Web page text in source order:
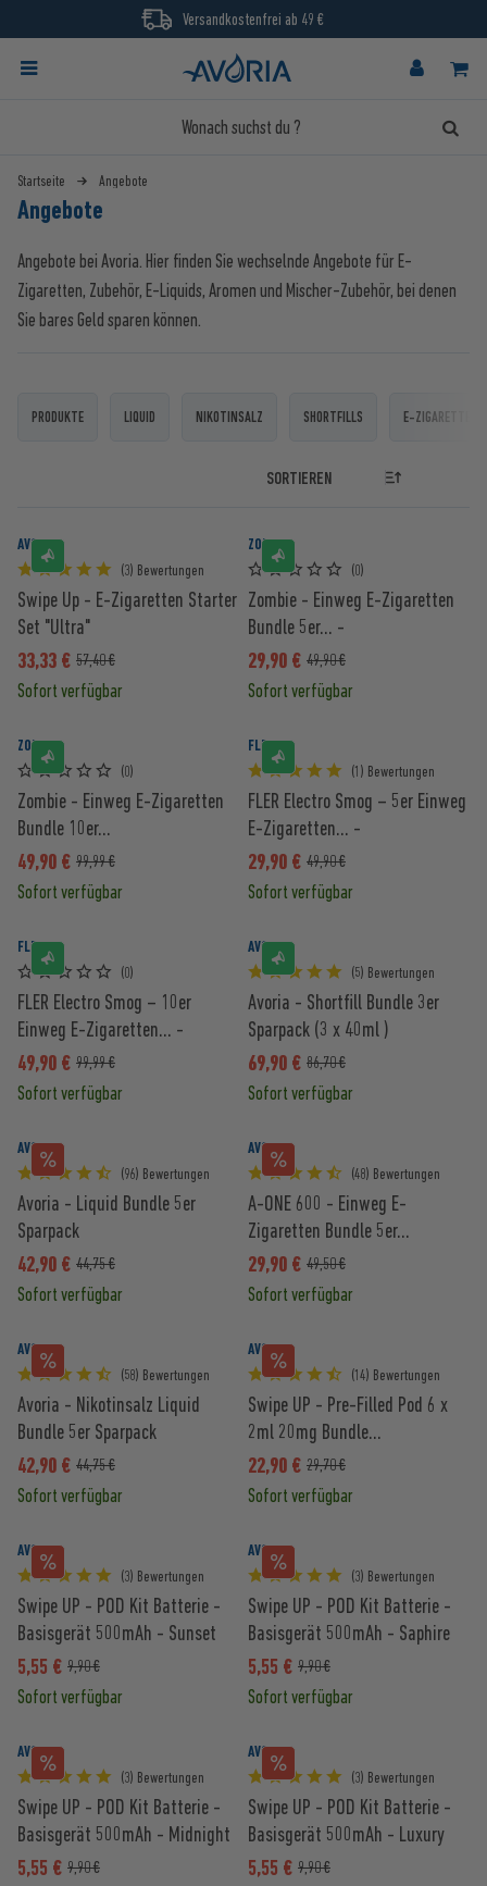
Versandkostenfrei ab 49 €
Startseite Angebote
Angebote
Angebote bei Avoria. Hier finden Sie wechselnde Angebote für E-
Zigaretten, Zubehör, E-Liquids, Aromen und Mischer-Zubehör, bei denen
Sie bares Geld sparen können.
PRODUKTE LIQUID NIKOTINSALZ SHORTFILLS E-ZIGARETTEN
AVORIA
(3) Bewertungen
Swipe Up - E-Zigaretten Starter
Set "Ultra"
33,33 € 57,40 €
Sofort verfügbar
ZOMBIE
(0)
Zombie - Einweg E-Zigaretten
Bundle 5er... -
29,90 € 49,90 €
Sofort verfügbar
ZOMBIE
(0)
Zombie - Einweg E-Zigaretten
Bundle 10er...
49,90 € 99,99 €
Sofort verfügbar
FLER
(1) Bewertungen
FLER Electro Smog – 5er Einweg
E-Zigaretten... -
29,90 € 49,90 €
Sofort verfügbar
FLER
(0)
FLER Electro Smog – 10er
Einweg E-Zigaretten... -
49,90 € 99,99 €
Sofort verfügbar
AVORIA
(5) Bewertungen
Avoria - Shortfill Bundle 3er
Sparpack (3 x 40ml )
69,90 € 86,70 €
Sofort verfügbar
AVORIA
(96) Bewertungen
Avoria - Liquid Bundle 5er
Sparpack
42,90 € 44,75 €
Sofort verfügbar
AVORIA
(48) Bewertungen
A-ONE 600 - Einweg E-
Zigaretten Bundle 5er...
29,90 € 49,50 €
Sofort verfügbar
AVORIA
(58) Bewertungen
Avoria - Nikotinsalz Liquid
Bundle 5er Sparpack
42,90 € 44,75 €
Sofort verfügbar
AVORIA
(14) Bewertungen
Swipe UP - Pre-Filled Pod 6 x
2ml 20mg Bundle...
22,90 € 29,70 €
Sofort verfügbar
AVORIA
(3) Bewertungen
Swipe UP - POD Kit Batterie -
Basisgerät 500mAh - Sunset
Orange
5,55 € 9,90 €
Sofort verfügbar
AVORIA
(3) Bewertungen
Swipe UP - POD Kit Batterie -
Basisgerät 500mAh - Saphire
Blue
5,55 € 9,90 €
Sofort verfügbar
AVORIA
(3) Bewertungen
Swipe UP - POD Kit Batterie -
Basisgerät 500mAh - Midnight
Black
5,55 € 9,90 €
AVORIA
(3) Bewertungen
Swipe UP - POD Kit Batterie -
Basisgerät 500mAh - Luxury
White
5,55 € 9,90 €